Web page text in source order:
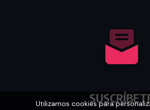
Utilizamos cookies para